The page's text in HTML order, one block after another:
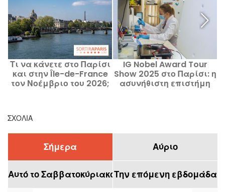
Τι να κάνετε στο Παρίσι
και στην Île-de-France
τον Νοέμβριο του 2026;
IG Nobel Award Tour
Show 2025 στο Παρίσι: η
ασυνήθιστη επιστήμη
ΣΧΌΛΙΑ
Σήμερα Αύριο
Αυτό το ΣαββατοκύριακοΤην επόμενη εβδομάδα